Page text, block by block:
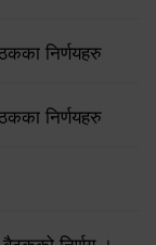
निर्णयहरु
निर्णयहरु